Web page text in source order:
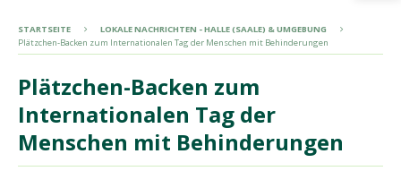
STARTSEITE
LOKALE NACHRICHTEN - HALLE (SAALE) & UMGEBUNG
Plätzchen-Backen zum Internationalen Tag der Menschen mit Behinderungen
Plätzchen-Backen zum
Internationalen Tag der
Menschen mit Behinderungen